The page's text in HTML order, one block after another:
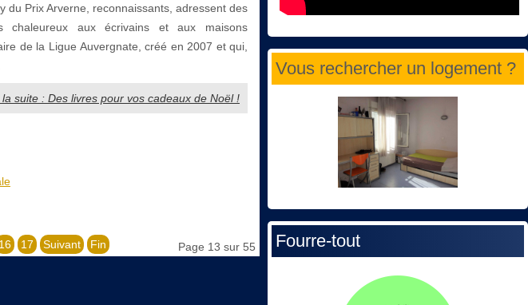
du Prix Arverne, reconnaissants, adressent des
chaleureux aux écrivains et aux maisons
de la Ligue Auvergnate, créé en 2007 et qui,
suite : Des livres pour vos cadeaux de Noël !
Page 13 sur 55
16 17 Suivant Fin
Vous rechercher un logement ?
Fourre-tout